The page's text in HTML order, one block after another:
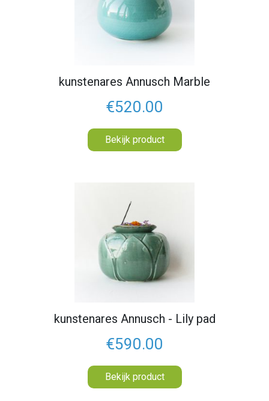
kunstenares Annusch Marble
€520.00
Bekijk product
kunstenares Annusch - Lily pad
€590.00
Bekijk product